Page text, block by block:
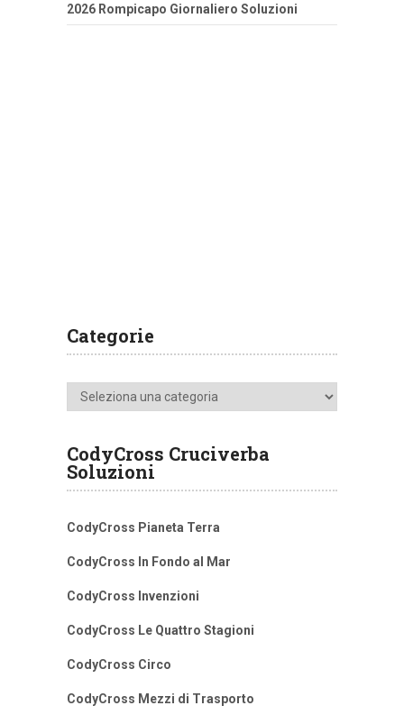
2026 Rompicapo Giornaliero Soluzioni
Categorie
Categorie
CodyCross Cruciverba
Soluzioni
CodyCross Pianeta Terra
CodyCross In Fondo al Mar
CodyCross Invenzioni
CodyCross Le Quattro Stagioni
CodyCross Circo
CodyCross Mezzi di Trasporto